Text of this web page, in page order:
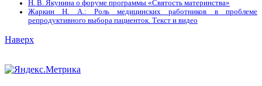
Н. В. Якунина о форуме программы «Святость материнства»
Жаркин Н. А.: Роль медицинских работников в проблеме
репродуктивного выбора пациенток. Tекст и видео
Наверх